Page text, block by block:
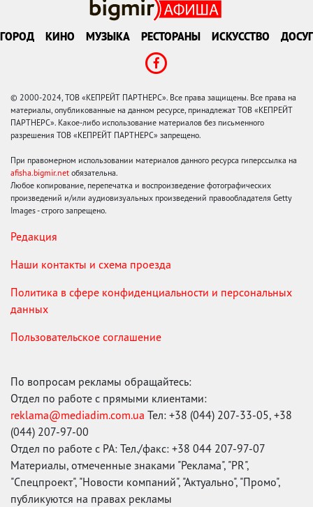
ГОРОД КИНО МУЗЫКА РЕСТОРАНЫ ИСКУССТВО ДОСУГ
© 2000-2024, ТОВ «КЕПРЕЙТ ПАРТНЕРС». Все права защищены. Все права на
материалы, опубликованные на данном ресурсе, принадлежат ТОВ «КЕПРЕЙТ
ПАРТНЕРС». Какое-либо использование материалов без письменного
разрешения ТОВ «КЕПРЕЙТ ПАРТНЕРС» запрещено.
При правомерном использовании материалов данного ресурса гиперссылка на
afisha.bigmir.net обязательна.
Любое копирование, перепечатка и воспроизведение фотографических
произведений и/или аудиовизуальных произведений правообладателя Getty
Images - строго запрещено.
Редакция
Наши контакты и схема проезда
Политика в сфере конфиденциальности и персональных
данных
Пользовательское соглашение
По вопросам рекламы обращайтесь:
Отдел по работе с прямыми клиентами:
reklama@mediadim.com.ua Тел: +38 (044) 207-33-05, +38
(044) 207-97-00
Отдел по работе с РА: Тел./факс: +38 044 207-97-07
Материалы, отмеченные знаками "Реклама", "PR",
"Спецпроект", "Новости компаний", "Актуально", "Промо",
публикуются на правах рекламы